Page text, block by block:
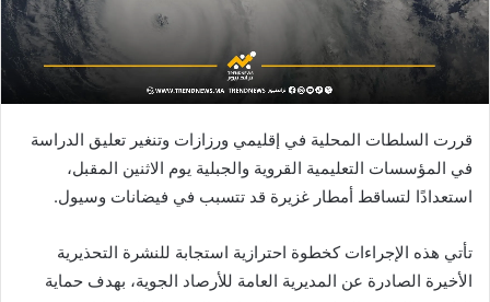
قررت السلطات المحلية في إقليمي ورزازات وتنغير تعليق الدراسة
في المؤسسات التعليمية القروية والجبلية يوم الاثنين المقبل،
استعدادًا لتساقط أمطار غزيرة قد تتسبب في فيضانات وسيول.
تأتي هذه الإجراءات كخطوة احترازية استجابة للنشرة التحذيرية
الأخيرة الصادرة عن المديرية العامة للأرصاد الجوية، بهدف حماية